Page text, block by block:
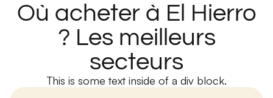
Où acheter à El Hierro
? Les meilleurs
secteurs
This is some text inside of a div block.